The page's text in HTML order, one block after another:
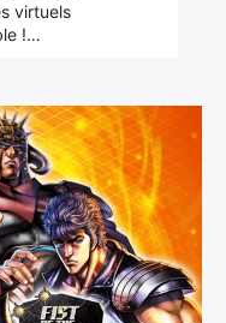
virtuels
!…